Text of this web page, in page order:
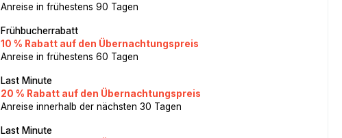
Anreise in frühestens 90 Tagen
Frühbucherrabatt
10 % Rabatt auf den Übernachtungspreis
Anreise in frühestens 60 Tagen
Last Minute
20 % Rabatt auf den Übernachtungspreis
Anreise innerhalb der nächsten 30 Tagen
Last Minute